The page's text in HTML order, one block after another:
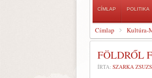
CÍMLAP POLITIKA
Címlap Kultúra-
FÖLDRŐL
ÍRTA: SZARKA